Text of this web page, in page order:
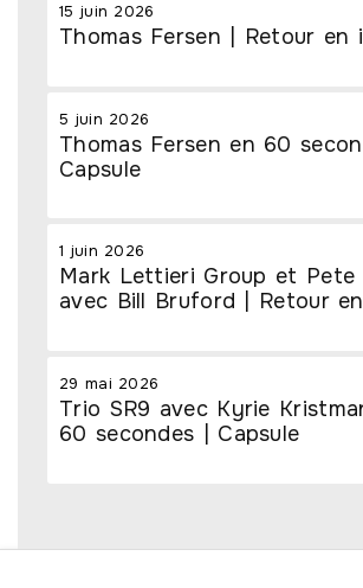
15 juin 2026
Thomas Fersen | Retour en
5 juin 2026
Thomas Fersen en 60
Capsule
1 juin 2026
Mark Lettieri Group et Pete
avec Bill Bruford | Retour
29 mai 2026
Trio SR9 avec Kyrie
60 secondes | Capsule